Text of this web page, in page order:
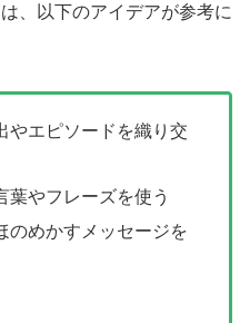
、以下のアイデアが参考に
やエピソードを織り交
葉やフレーズを使う
のめかすメッセージを